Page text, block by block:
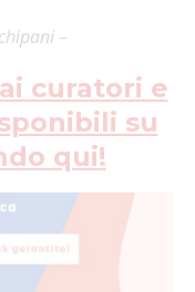
–
curatori e
su
qui!